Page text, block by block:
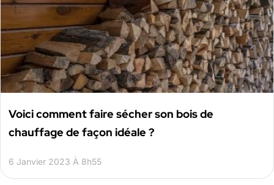
Voici comment faire sécher son bois de
chauffage de façon idéale ?
6 Janvier 2023 À 8h55